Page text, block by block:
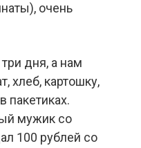
очень
дня, а нам
хлеб, картошку,
пакетиках.
мужик со
100 рублей со